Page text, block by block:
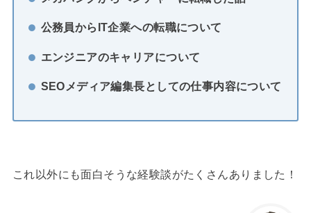
公務員からIT企業への転職について
エンジニアのキャリアについて
SEOメディア編集長としての仕事内容について
これ以外にも面白そうな経験談がたくさんありました！